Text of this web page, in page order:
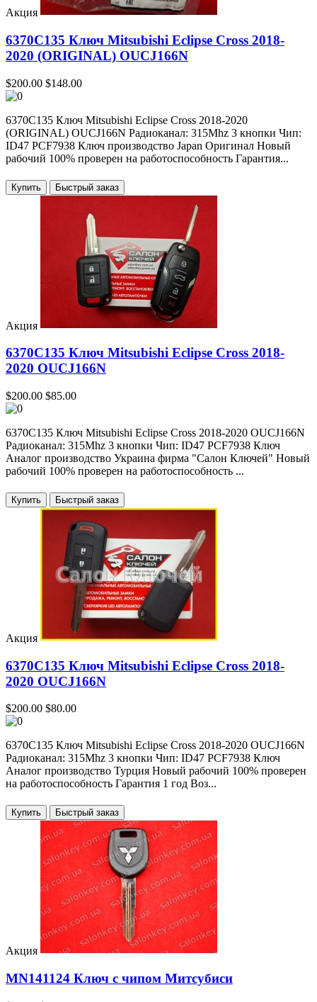
Акция
6370C135 Ключ Mitsubishi Eclipse Cross 2018-
2020 (ORIGINAL) OUCJ166N
$200.00 $148.00
6370C135 Ключ Mitsubishi Eclipse Cross 2018-2020
(ORIGINAL) OUCJ166N Радиоканал: 315Mhz 3 кнопки Чип:
ID47 PCF7938 Ключ производство Japan Оригинал Новый
рабочий 100% проверен на работоспособность Гарантия...
Купить
Акция
6370C135 Ключ Mitsubishi Eclipse Cross 2018-
2020 OUCJ166N
$200.00 $85.00
6370C135 Ключ Mitsubishi Eclipse Cross 2018-2020 OUCJ166N
Радиоканал: 315Mhz 3 кнопки Чип: ID47 PCF7938 Ключ
Аналог производство Украина фирма "Салон Ключей" Новый
рабочий 100% проверен на работоспособность ...
Купить
Акция
6370C135 Ключ Mitsubishi Eclipse Cross 2018-
2020 OUCJ166N
$200.00 $80.00
6370C135 Ключ Mitsubishi Eclipse Cross 2018-2020 OUCJ166N
Радиоканал: 315Mhz 3 кнопки Чип: ID47 PCF7938 Ключ
Аналог производство Турция Новый рабочий 100% проверен
на работоспособность Гарантия 1 год Воз...
Купить
Акция
MN141124 Ключ с чипом Митсубиси